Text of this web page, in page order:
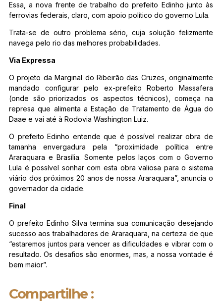
Essa, a nova frente de trabalho do prefeito Edinho junto às
ferrovias federais, claro, com apoio político do governo Lula.
Trata-se de outro problema sério, cuja solução felizmente
navega pelo rio das melhores probabilidades.
Via Expressa
O projeto da Marginal do Ribeirão das Cruzes, originalmente
mandado configurar pelo ex-prefeito Roberto Massafera
(onde são priorizados os aspectos técnicos), começa na
represa que alimenta a Estação de Tratamento de Água do
Daae e vai até à Rodovia Washington Luiz.
O prefeito Edinho entende que é possível realizar obra de
tamanha envergadura pela “proximidade política entre
Araraquara e Brasília. Somente pelos laços com o Governo
Lula é possível sonhar com esta obra valiosa para o sistema
viário dos próximos 20 anos de nossa Araraquara”, anuncia o
governador da cidade.
Final
O prefeito Edinho Silva termina sua comunicação desejando
sucesso aos trabalhadores de Araraquara, na certeza de que
“estaremos juntos para vencer as dificuldades e vibrar com o
resultado. Os desafios são enormes, mas, a nossa vontade é
bem maior”.
Compartilhe :